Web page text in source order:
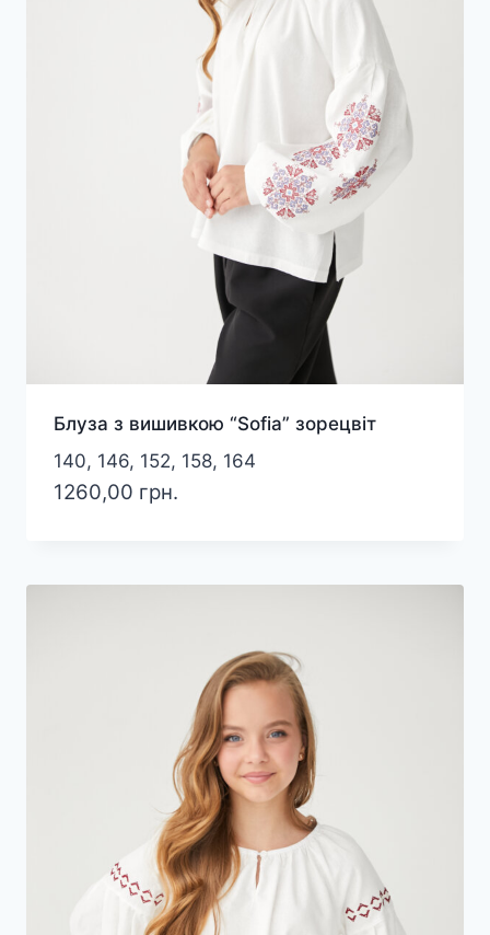
Блуза з вишивкою “Sofia” зорецвіт
140, 146, 152, 158, 164
1260,00 грн.